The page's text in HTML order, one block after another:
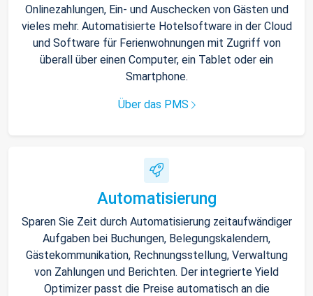
Onlinezahlungen, Ein- und Auschecken von Gästen und
vieles mehr. Automatisierte Hotelsoftware in der Cloud
und Software für Ferienwohnungen mit Zugriff von
überall über einen Computer, ein Tablet oder ein
Smartphone.
Über das PMS
Automatisierung
Sparen Sie Zeit durch Automatisierung zeitaufwändiger
Aufgaben bei Buchungen, Belegungskalendern,
Gästekommunikation, Rechnungsstellung, Verwaltung
von Zahlungen und Berichten. Der integrierte Yield
Optimizer passt die Preise automatisch an die